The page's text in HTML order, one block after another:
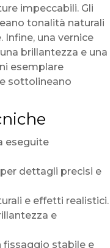
impeccabili. Gli
tonalità naturali
Infine, una vernice
brillantezza e una
esemplare
sottolineano
eseguite
dettagli precisi e
e effetti realistici.
e
fissaggio stabile e